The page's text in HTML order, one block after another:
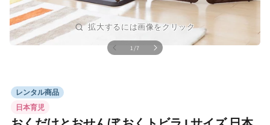
で
1 /の
7
レンタル商品
日本育児